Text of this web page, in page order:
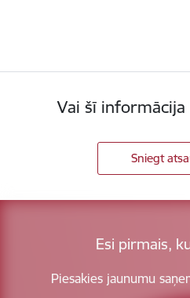
Vai šī
Sniegt
Esi pirmais,
Piesakies jaunumu